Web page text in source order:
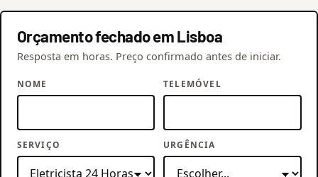
Orçamento fechado em Lisboa
Resposta em horas. Preço confirmado antes de iniciar.
NOME TELEMÓVEL
SERVIÇO URGÊNCIA